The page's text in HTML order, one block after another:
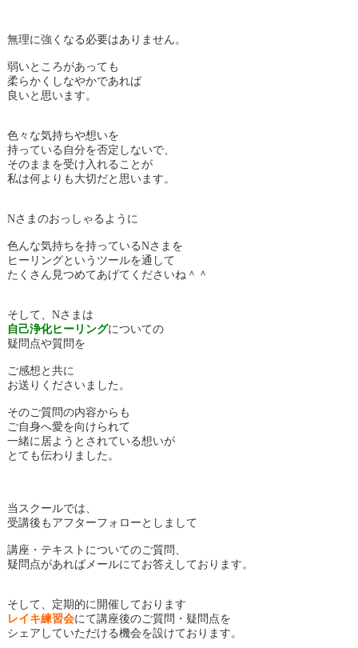
無理に強くなる必要はありません。
弱いところがあっても
柔らかくしなやかであれば
良いと思います。
色々な気持ちや想いを
持っている自分を否定しないで、
そのままを受け入れることが
私は何よりも大切だと思います。
Nさまのおっしゃるように
色んな気持ちを持っているNさまを
ヒーリングというツールを通して
たくさん見つめてあげてくださいね＾＾
そして、Nさまは
自己浄化ヒーリングについての
疑問点や質問を
ご感想と共に
お送りくださいました。
そのご質問の内容からも
ご自身へ愛を向けられて
一緒に居ようとされている想いが
とても伝わりました。
当スクールでは、
受講後もアフターフォローとしまして
講座・テキストについてのご質問、
疑問点があればメールにてお答えしております。
そして、定期的に開催しております
レイキ練習会にて講座後のご質問・疑問点を
シェアしていただける機会を設けております。